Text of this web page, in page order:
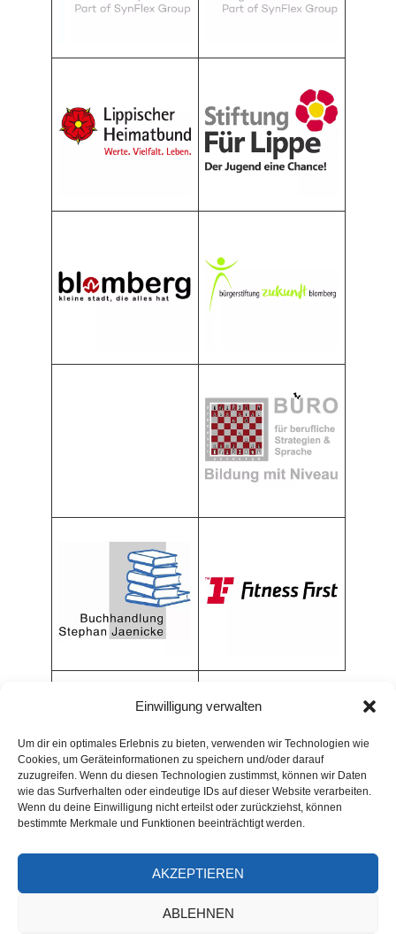
Einwilligung verwalten
Um dir ein optimales Erlebnis zu bieten, verwenden wir Technologien wie
Cookies, um Geräteinformationen zu speichern und/oder darauf
zuzugreifen. Wenn du diesen Technologien zustimmst, können wir Daten
wie das Surfverhalten oder eindeutige IDs auf dieser Website verarbeiten.
Wenn du deine Einwilligung nicht erteilst oder zurückziehst, können
bestimmte Merkmale und Funktionen beeinträchtigt werden.
AKZEPTIEREN
ABLEHNEN